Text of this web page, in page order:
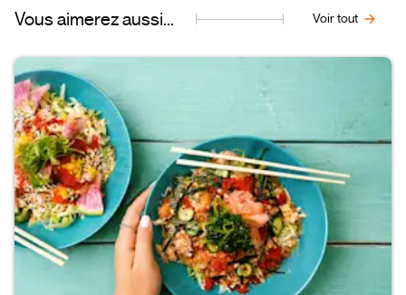
Vous aimerez aussi... Voir tout